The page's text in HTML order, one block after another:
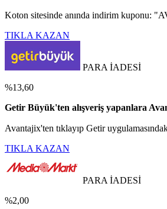
Koton sitesinde anında indirim kuponu:
TIKLA KAZAN
PARA İADESİ
%13,60
Getir Büyük'ten alışveriş yapanlara
Avantajix'ten tıklayıp Getir
TIKLA KAZAN
PARA İADESİ
%2,00